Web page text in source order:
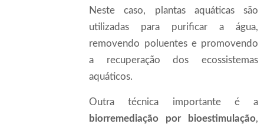
Neste caso, plantas aquáticas são
utilizadas para purificar a água,
removendo poluentes e promovendo
a recuperação dos ecossistemas
aquáticos.
Outra técnica importante é a
biorremediação por bioestimulação,